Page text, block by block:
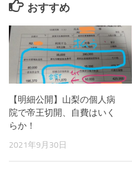
おすすめ
【明細公開】山梨の個人病
院で帝王切開、自費はいく
らか！
2021年9月30日